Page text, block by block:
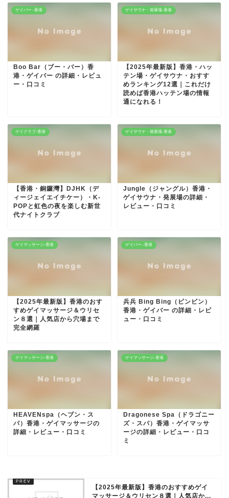
ゲイバー -香港
Boo Bar（ブー・バー）香
港・ゲイバー の詳細・レビュ
ー・口コミ
ゲイサウナ・発展場-香港
【2025年最新版】香港・ハッ
テン場・ゲイサウナ・おすす
めランキング12選｜これだけ
読めば香港ハッテン場の情報
通になれる！
ゲイクラブ-香港
【香港・銅鑼灣】DJHK（デ
ィージェイエイチケー）・K-
POPと虹色の夜を楽しむ新世
代ナイトクラブ
ゲイサウナ・発展場-香港
Jungle（ジャングル）香港・
ゲイサウナ・発展場の詳細・
レビュー・口コミ
ゲイマッサージ-香港
【2025年最新版】香港のおす
すめゲイマッサージ＆ウリセ
ン８選｜人気店から穴場まで
完全網羅
ゲイバー -香港
兵兵 Bing Bing（ビンビン）
香港・ゲイバー の詳細・レビ
ュー・口コミ
ゲイマッサージ-香港
HEAVENspa（ヘブン・ス
パ）香港・ゲイマッサージの
詳細・レビュー・口コミ
ゲイマッサージ-香港
Dragonese Spa（ドラゴニー
ズ・スパ）香港・ゲイマッサ
ージの詳細・レビュー・口コ
ミ
【2025年最新版】香港のおすすめゲイ
マッサージ＆ウリセン８選｜人気店か...